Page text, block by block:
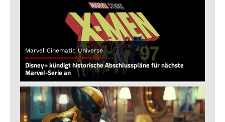
Marvel Cinematic Universe
Disney+ kündigt historische Abschlusspläne für nächste
Marvel-Serie an